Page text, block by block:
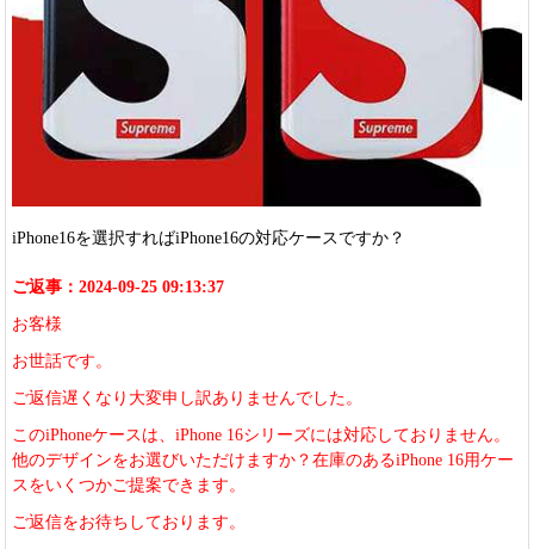
iPhone16を選択すればiPhone16の対応ケースですか？
ご返事：2024-09-25 09:13:37
お客様
お世話です。
ご返信遅くなり大変申し訳ありませんでした。
このiPhoneケースは、iPhone 16シリーズには対応しておりません。
他のデザインをお選びいただけますか？在庫のあるiPhone 16用ケー
スをいくつかご提案できます。
ご返信をお待ちしております。